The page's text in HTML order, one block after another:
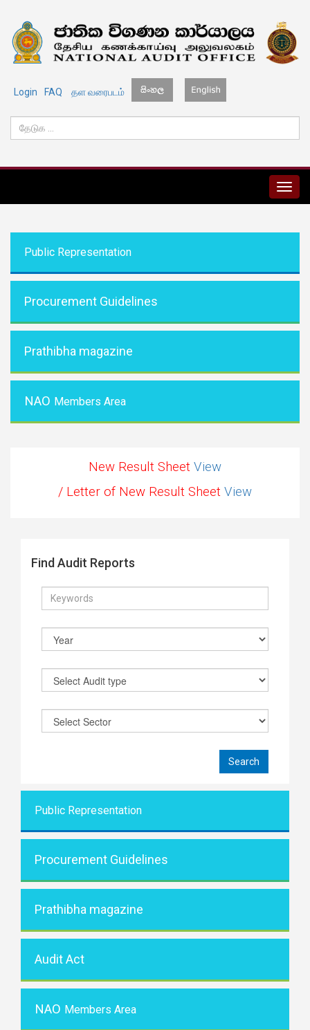
Login FAQ தள வரைபடம்
MENU
Public Representation
Procurement Guidelines
Prathibha magazine
NAO Members Area
New Result Sheet View
/ Letter of New Result Sheet View
Find Audit Reports
Public Representation
Procurement Guidelines
Prathibha magazine
Audit Act
NAO Members Area